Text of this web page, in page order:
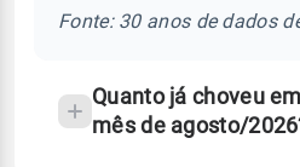
Fonte: 30 anos de dados
Quanto já choveu
mês de agosto/